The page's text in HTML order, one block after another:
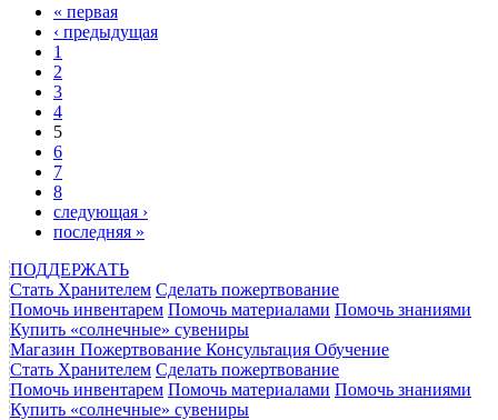
« первая
‹ предыдущая
1
2
3
4
5
6
7
8
следующая ›
последняя »
ПОДДЕРЖАТЬ
Стать Хранителем Сделать пожертвование
Помочь инвентарем Помочь материалами Помочь знаниями
Купить «солнечные» сувениры
Магазин Пожертвование Консультация Обучение
Стать Хранителем Сделать пожертвование
Помочь инвентарем Помочь материалами Помочь знаниями
Купить «солнечные» сувениры